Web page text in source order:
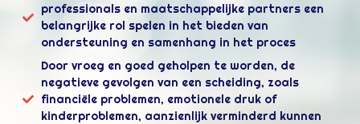
professionals en maatschappelijke partners een
belangrijke rol spelen in het bieden van
ondersteuning en samenhang in het proces
Door vroeg en goed geholpen te worden, de
negatieve gevolgen van een scheiding, zoals
financiële problemen, emotionele druk of
kinderproblemen, aanzienlijk verminderd kunnen